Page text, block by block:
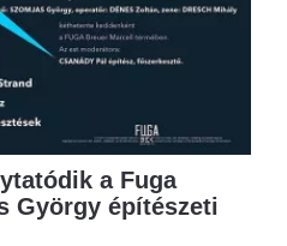
a Fuga
György építészeti